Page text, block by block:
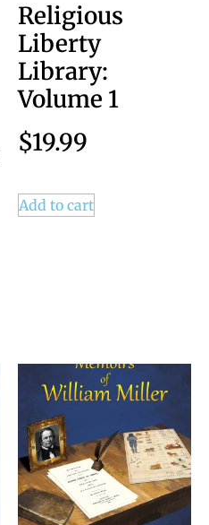
Religious
Liberty
Library:
Volume 1
$19.99
Add to cart